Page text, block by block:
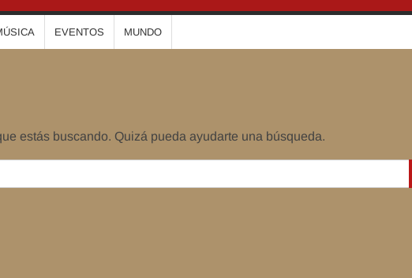
EVENTOS MUNDO
estás buscando. Quizá pueda ayudarte una búsqueda.